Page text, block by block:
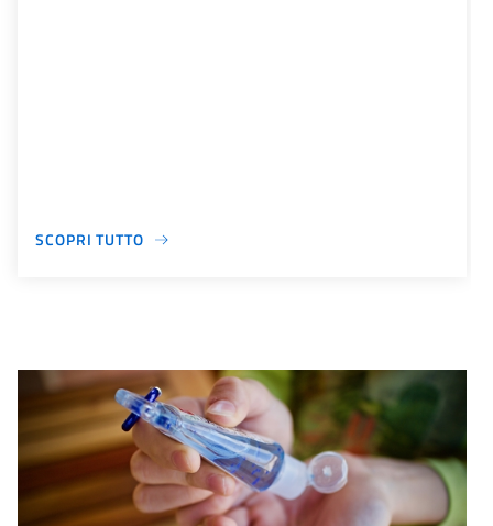
SCOPRI TUTTO